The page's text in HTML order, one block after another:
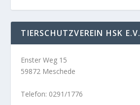
TIERSCHUTZVEREIN HSK E.V.
Enster Weg 15
59872 Meschede
Telefon: 0291/1776